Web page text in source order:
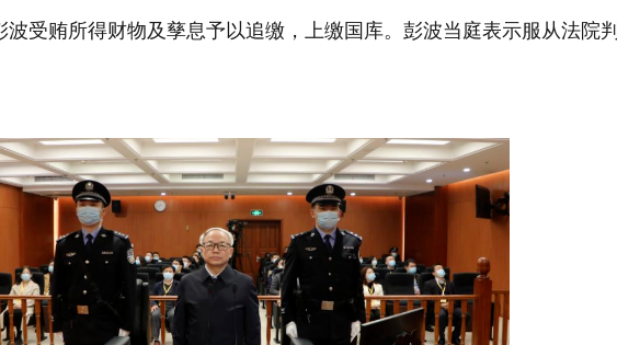
受贿所得财物及孳息予以追缴，上缴国库。彭波当庭表示服从法院判